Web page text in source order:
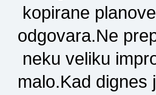
kopirane
odgovara.Ne
neku veliku
malo.Kad dignes